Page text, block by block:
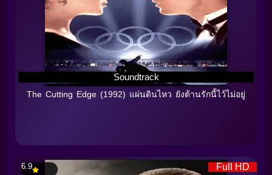
Soundtrack
The Cutting Edge (1992) แผ่นดินไหว ยังต้านรักนี้ไว้ไม่อยู่
Full HD
6.9